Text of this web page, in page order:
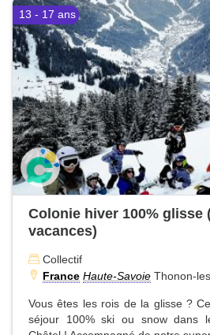
13 - 17 ans
Colonie hiver 100% glisse
vacances)
Collectif
France Haute-Savoie Thonon-
Vous êtes les rois de la glisse ?
séjour 100% ski ou snow dans